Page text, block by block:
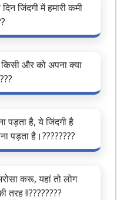
जिंदगी में हमारी कमी
और को अपना क्या
पड़ता है, ये जिंदगी है
पड़ता है।????????
करू, यहां तो लोग
तरह !!????????